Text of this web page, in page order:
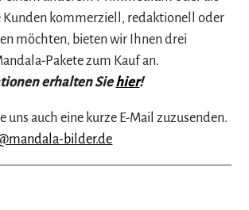
kommerziell, redaktionell oder
möchten, bieten wir Ihnen drei
Pakete zum Kauf an.
erhalten Siehier!
uns auch eine kurze E-Mail zuzusenden.
bilder.de